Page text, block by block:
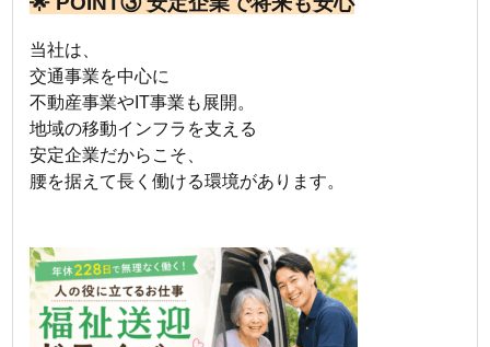
当社は、
交通事業を中心に
不動産事業やIT事業も展開。
地域の移動インフラを支える
安定企業だからこそ、
腰を据えて長く働ける環境があります。